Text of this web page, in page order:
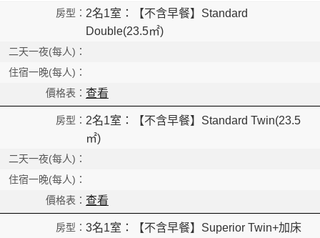
2名1室：【不含早餐】Standard
Double(23.5㎡)
查看
2名1室：【不含早餐】Standard Twin(23.5
㎡)
查看
3名1室：【不含早餐】Superior Twin+加床